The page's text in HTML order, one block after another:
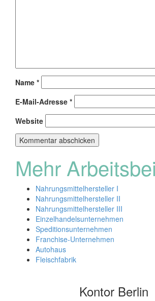
Name *
E-Mail-Adresse *
Website
Mehr
Nahrungsmittelhersteller I
Nahrungsmittelhersteller II
Nahrungsmittelhersteller III
Einzelhandelsunternehmen
Speditionsunternehmen
Franchise-Unternehmen
Autohaus
Fleischfabrik
Kontor Berlin